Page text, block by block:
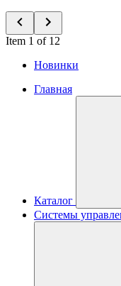
Item 1 of 12
Новинки
Главная
Каталог
Системы